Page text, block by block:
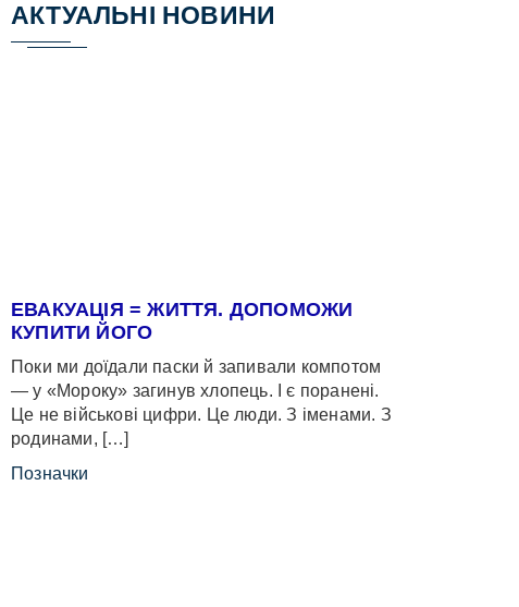
АКТУАЛЬНІ НОВИНИ
ЕВАКУАЦІЯ = ЖИТТЯ. ДОПОМОЖИ
КУПИТИ ЙОГО
Поки ми доїдали паски й запивали компотом
— у «Мороку» загинув хлопець. І є поранені.
Це не військові цифри. Це люди. З іменами. З
родинами, […]
Позначки